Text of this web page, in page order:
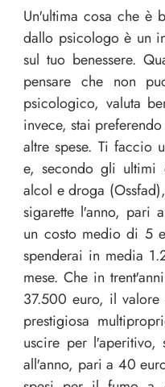
Un′ultima cosa che è
dallo psicologo è un
sul tuo benessere.
pensare che non
psicologico, valuta
invece, stai
altre spese. Ti faccio
e, secondo gli ultimi
alcol e droga
sigarette l′anno, pari
un costo medio di 5
spenderai in media
mese. Che in
37.500 euro, il valore
prestigiosa
uscire per
all′anno, pari a 40